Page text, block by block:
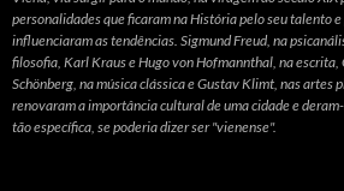
personalidades que ficaram na História pelo seu talento
influenciaram as tendências. Sigmund Freud, na
filosofia, Karl Kraus e Hugo von Hofmannthal, na
Schönberg, na música clássica e Gustav Klimt, nas artes
renovaram a importância cultural de uma cidade e
tão específica, se poderia dizer ser "vienense".